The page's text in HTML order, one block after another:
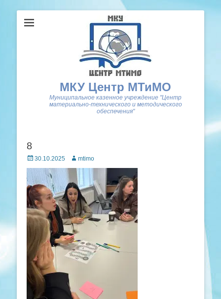
МКУ Центр МТиМО
Муниципальное казенное учреждение "Центр
материально-технического и методического
обеспечения"
8
Posted
on
30.10.2025 Author
mtimo